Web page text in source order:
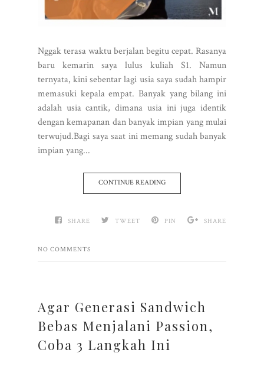
Nggak terasa waktu berjalan begitu cepat. Rasanya
baru kemarin saya lulus kuliah S1. Namun
ternyata, kini sebentar lagi usia saya sudah hampir
memasuki kepala empat. Banyak yang bilang ini
adalah usia cantik, dimana usia ini juga identik
dengan kemapanan dan banyak impian yang mulai
terwujud.Bagi saya saat ini memang sudah banyak
impian yang...
CONTINUE READING
SHARE TWEET PIN SHARE
NO COMMENTS
Agar Generasi Sandwich
Bebas Menjalani Passion,
Coba 3 Langkah Ini